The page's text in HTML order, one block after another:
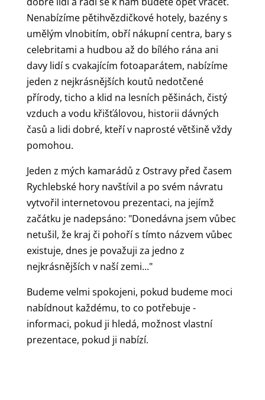
Nenabízíme pětihvězdičkové hotely, bazény s
umělým vlnobitím, obří nákupní centra, bary s
celebritami a hudbou až do bílého rána ani
davy lidí s cvakajícím fotoaparátem, nabízíme
jeden z nejkrásnějších koutů nedotčené
přírody, ticho a klid na lesních pěšinách, čistý
vzduch a vodu křišťálovou, historii dávných
časů a lidi dobré, kteří v naprosté většině vždy
pomohou.
Jeden z mých kamarádů z Ostravy před časem
Rychlebské hory navštívil a po svém návratu
vytvořil internetovou prezentaci, na jejímž
začátku je nadepsáno: "Donedávna jsem vůbec
netušil, že kraj či pohoří s tímto názvem vůbec
existuje, dnes je považuji za jedno z
nejkrásnějších v naší zemi..."
Budeme velmi spokojeni, pokud budeme moci
nabídnout každému, to co potřebuje -
informaci, pokud ji hledá, možnost vlastní
prezentace, pokud ji nabízí.